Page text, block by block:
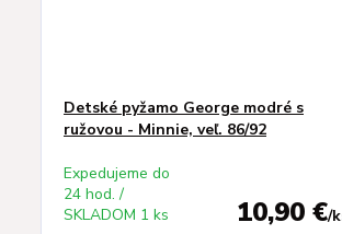
Detské pyžamo George modré s
ružovou - Minnie, veľ. 86/92
10,90 €/
Expedujeme do
24 hod. /
SKLADOM 1 ks